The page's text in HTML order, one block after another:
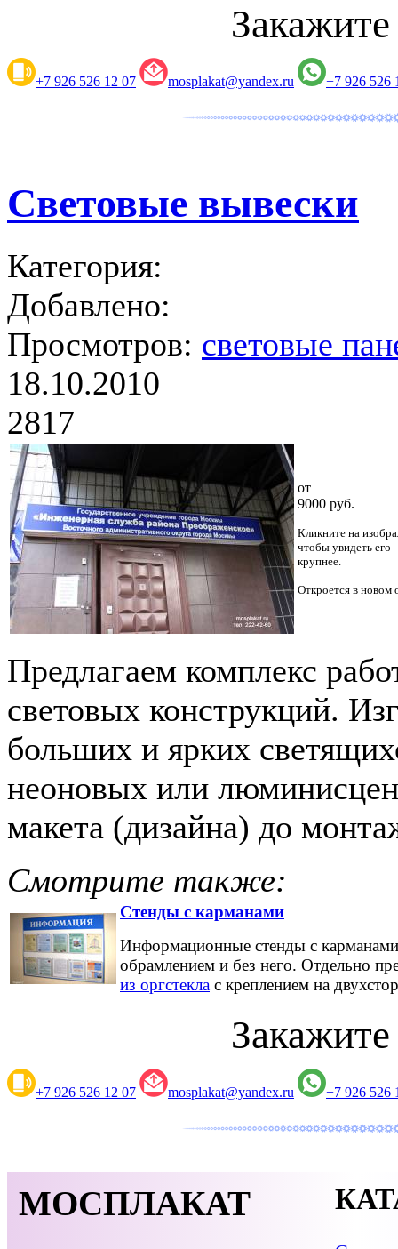
+7 926 526 12 07 mosplakat@yandex.ru +7 926 526
Световые вывески
Категория:
Добавлено:
Просмотров: световые
18.10.2010
2817
от
9000 руб.
Кликните на
чтобы увидеть его
крупнее.
Откроется в новом
Предлагаем комплекс
световых конструкций.
больших и ярких
неоновых или
макета (дизайна) до
Смотрите также:
Стенды с карманами
Информационные стенды с карманами
обрамлением и без него. Отдельно
из оргстекла с креплением на
+7 926 526 12 07 mosplakat@yandex.ru +7 926 526
МОСПЛАКАТ